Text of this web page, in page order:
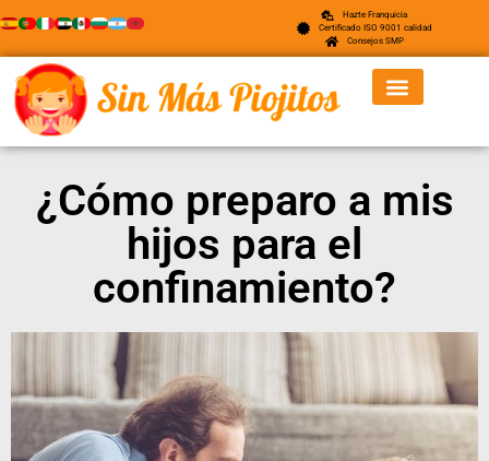
Hazte Franquicia
Certificado ISO 9001 calidad
Consejos SMP
¿Cómo preparo a mis
hijos para el
confinamiento?